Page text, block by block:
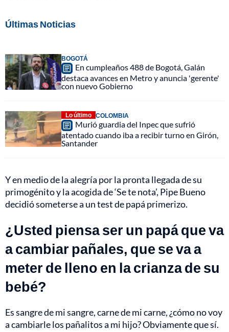
Últimas Noticias
BOGOTÁ
En cumpleaños 488 de Bogotá, Galán
destaca avances en Metro y anuncia 'gerente'
con nuevo Gobierno
Lo último COLOMBIA
Murió guardia del Inpec que sufrió
atentado cuando iba a recibir turno en Girón,
Santander
Y en medio de la alegría por la pronta llegada de su
primogénito y la acogida de ‘Se te nota’, Pipe Bueno
decidió someterse a un test de papá primerizo.
¿Usted piensa ser un papá que va
a cambiar pañales, que se va a
meter de lleno en la crianza de su
bebé?
Es sangre de mi sangre, carne de mi carne, ¿cómo no voy
a cambiarle los pañalitos a mi hijo? Obviamente que sí.